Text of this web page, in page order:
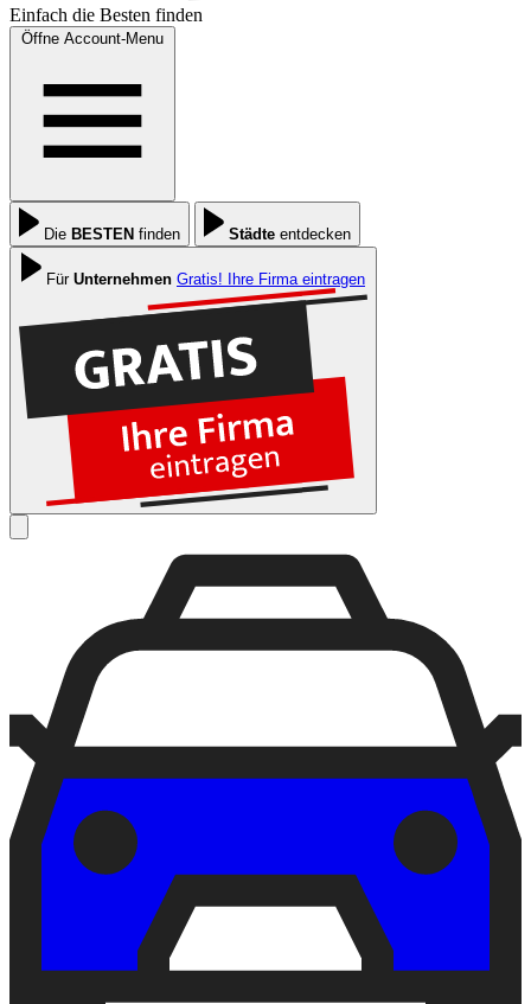
Einfach die Besten finden
Öffne Account-Menu
Die BESTEN finden Städte entdecken
Für Unternehmen Gratis! Ihre Firma eintragen